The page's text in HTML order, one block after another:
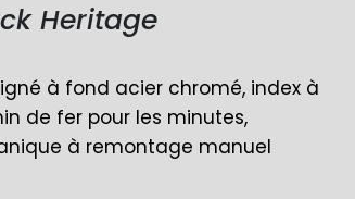
Heritage
à fond acier chromé, index à
de fer pour les minutes,
à remontage manuel